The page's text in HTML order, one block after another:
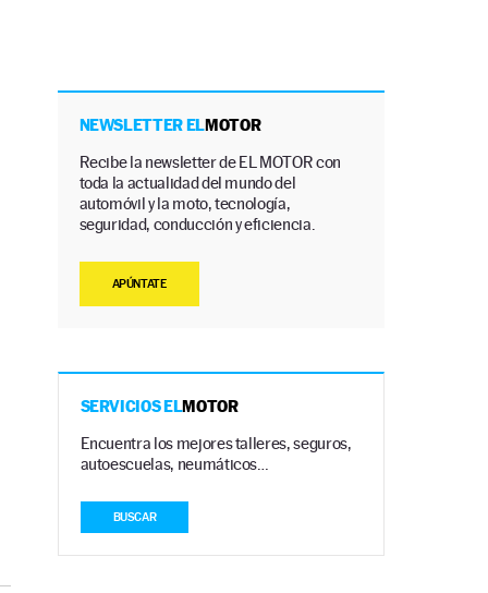
NEWSLETTER ELMOTOR
Recibe la newsletter de EL MOTOR con
toda la actualidad del mundo del
automóvil y la moto, tecnología,
seguridad, conducción y eficiencia.
APÚNTATE
SERVICIOS ELMOTOR
Encuentra los mejores talleres, seguros,
autoescuelas, neumáticos…
BUSCAR